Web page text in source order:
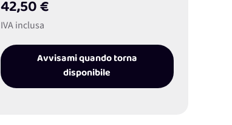
42,50 €
IVA inclusa
Avvisami quando torna
disponibile